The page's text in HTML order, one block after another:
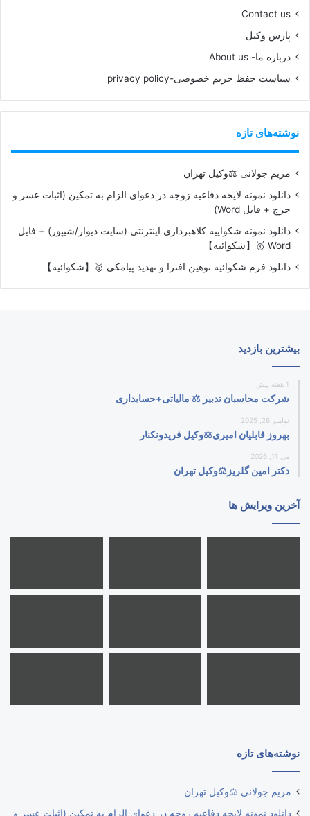
Contact us
پارس وکیل
درباره ما- About us
سیاست حفظ حریم خصوصی-privacy policy
نوشته‌های تازه
مریم جولانی ⚖️وکیل تهران
دانلود نمونه لایحه دفاعیه زوجه در دعوای الزام به تمکین (اثبات عسر و
حرج + فایل Word)
دانلود نمونه شکواییه کلاهبرداری اینترنتی (سایت دیوار/شیپور) + فایل
Word 🥇【شکوائیه】
دانلود فرم شکوائیه توهین افترا و تهدید پیامکی 🥇【شکوائیه】
بیشترین بازدید
1 هفته پیش
شرکت محاسبان تدبیر ⚖️ مالیاتی+حسابداری
نوامبر 26, 2025
بهروز قابلیان امیری⚖️وکیل فریدونکنار
می 11, 2026
دکتر امین گلریز⚖️وکیل تهران
آخرین ویرایش ها
نوشته‌های تازه
مریم جولانی ⚖️وکیل تهران
دانلود نمونه لایحه دفاعیه زوجه در دعوای الزام به تمکین (اثبات عسر و